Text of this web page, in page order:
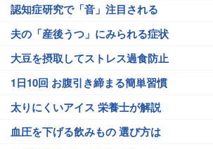
認知症研究で「音」注目される
夫の「産後うつ」にみられる症状
大豆を摂取してストレス過食防止
1日10回 お腹引き締まる簡単習慣
太りにくいアイス 栄養士が解説
血圧を下げる飲みもの 選び方は